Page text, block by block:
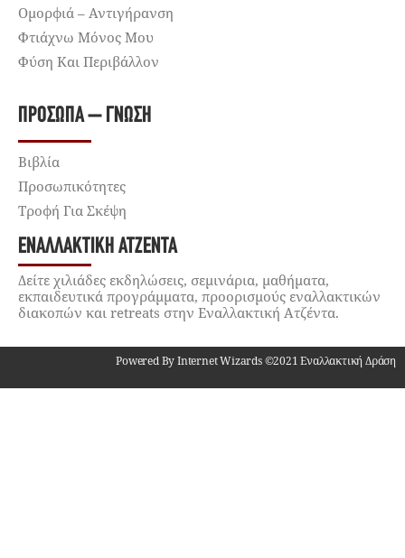
Ομορφιά – Αντιγήρανση
Φτιάχνω Μόνος Μου
Φύση Και Περιβάλλον
ΠΡΌΣΩΠΑ – ΓΝΏΣΗ
Βιβλία
Προσωπικότητες
Τροφή Για Σκέψη
ΕΝΑΛΛΑΚΤΙΚΉ ΑΤΖΈΝΤΑ
Δείτε χιλιάδες εκδηλώσεις, σεμινάρια, μαθήματα,
εκπαιδευτικά προγράμματα, προορισμούς εναλλακτικών
διακοπών και retreats στην Εναλλακτική Ατζέντα.
Powered By Internet Wizards ©2021 Εναλλακτική Δράση